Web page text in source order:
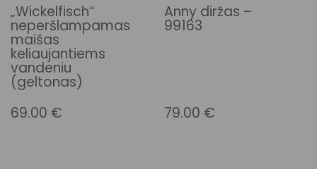
„Wickelfisch“
neperšlampamas
maišas
keliaujantiems
vandeniu
(geltonas)
69.00 €
Anny diržas –
99163
79.00 €